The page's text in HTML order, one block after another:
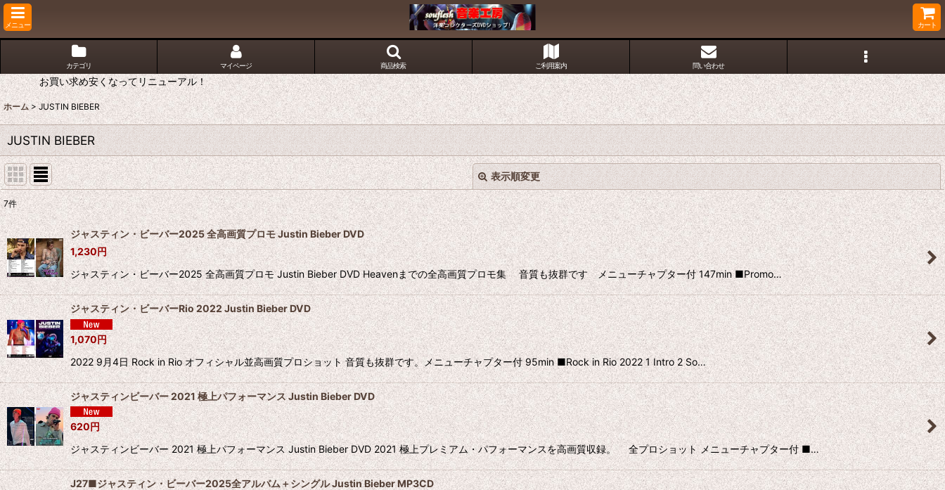
メニュー カート
カテゴリ マイページ 商品検索 ご利用案内 問い合わせ
お買い求め安くなってリニューアル！
ホーム > JUSTIN BIEBER
JUSTIN BIEBER
表示順変更
表示数:
並び順:
絞り込む
閉じる
7件
ジャスティン・ビーバー2025 全高画質プロモ Justin Bieber DVD
1,230円
ジャスティン・ビーバー2025 全高画質プロモ Justin Bieber DVD Heavenまでの全高画質プロモ集 音質も抜群です メニューチャプター付 147min ■Promo…
ジャスティン・ビーバーRio 2022 Justin Bieber DVD
1,070円
2022 9月4日 Rock in Rio オフィシャル並高画質プロショット 音質も抜群です。メニューチャプター付 95min ■Rock in Rio 2022 1 Intro 2 So…
ジャスティンビーバー 2021 極上パフォーマンス Justin Bieber DVD
620円
ジャスティンビーバー 2021 極上パフォーマンス Justin Bieber DVD 2021 極上プレミアム・パフォーマンスを高画質収録。 全プロショット メニューチャプター付 ■…
J27■ジャスティン・ビーバー2025全アルバム＋シングル Justin Bieber MP3CD